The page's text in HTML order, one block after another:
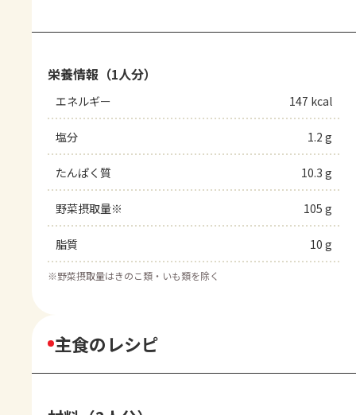
栄養情報（1人分）
エネルギー 147 kcal
塩分 1.2 g
たんぱく質 10.3 g
野菜摂取量※ 105 g
脂質 10 g
※野菜摂取量はきのこ類・いも類を除く
主食のレシピ